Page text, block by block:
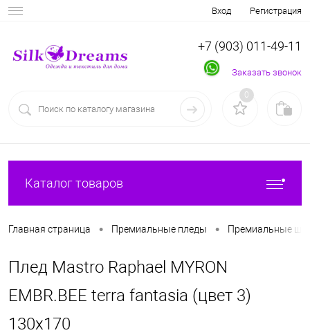
Вход Регистрация
+7 (903) 011-49-11
Заказать звонок
0
Каталог товаров
Главная страница • Премиальные пледы • Премиальные
Плед Mastro Raphael MYRON
EMBR.BEE terra fantasia (цвет 3)
130x170